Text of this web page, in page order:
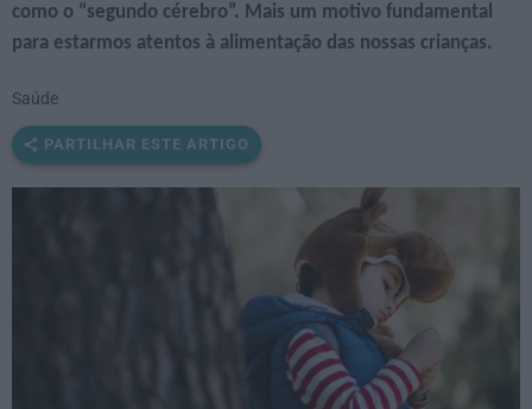
como o “segundo cérebro”. Mais um motivo fundamental
para estarmos atentos à alimentação das nossas crianças.
Saúde
PARTILHAR ESTE ARTIGO